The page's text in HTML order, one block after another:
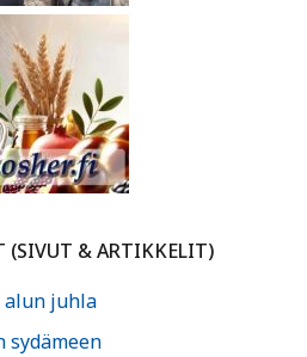
(SIVUT & ARTIKKELIT)
alun juhla
sydämeen